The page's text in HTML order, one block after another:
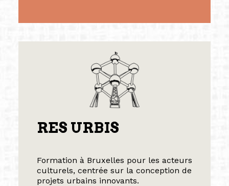
RES URBIS
Formation à Bruxelles pour les acteurs
culturels, centrée sur la conception de
projets urbains innovants.